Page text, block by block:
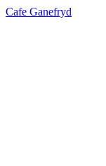
Cafe Ganefryd